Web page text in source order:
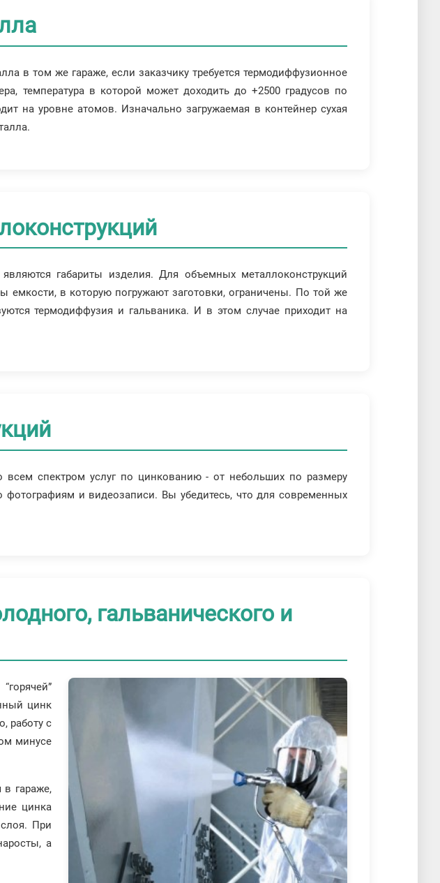
в том же гараже, если заказчику требуется термодиффузионное
температура в которой может доходить до +2500 градусов по
на уровне атомов. Изначально загружаемая в контейнер сухая
габариты изделия. Для объемных металлоконструкций
емкости, в которую погружают заготовки, ограничены. По той же
термодиффузия и гальваника. И в этом случае приходит на
всем спектром услуг по цинкованию - от небольших по размеру
и видеозаписи. Вы убедитесь, что для современных
гальванического и
цинк
работу с
минусе
гараже,
цинка
При
а